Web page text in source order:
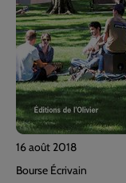
16 août 2018
Bourse Écrivain